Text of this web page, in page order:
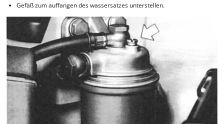
Gefäß zum auffangen des wassersatzes unterstellen.